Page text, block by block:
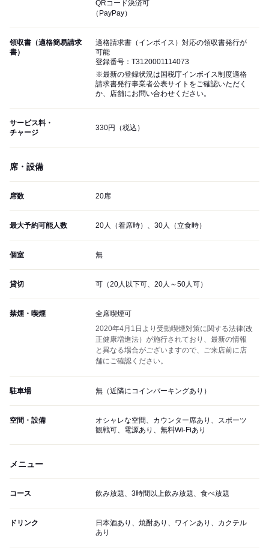
QRコード決済可
（PayPay）
領収書（適格簡易請求
書）
適格請求書（インボイス）対応の領収書発行が
可能
登録番号：T3120001114073
※最新の登録状況は国税庁インボイス制度適格
請求書発行事業者公表サイトをご確認いただく
か、店舗にお問い合わせください。
サービス料・
チャージ
330円（税込）
席・設備
席数 20席
最大予約可能人数 20人（着席時）、30人（立食時）
個室 無
貸切 可（20人以下可、20人～50人可）
禁煙・喫煙
全席喫煙可
2020年4月1日より受動喫煙対策に関する法律(改
正健康増進法）が施行されており、最新の情報
と異なる場合がございますので、ご来店前に店
舗にご確認ください。
駐車場 無（近隣にコインパーキングあり）
空間・設備
オシャレな空間、カウンター席あり、スポーツ
観戦可、電源あり、無料Wi-Fiあり
メニュー
コース 飲み放題、3時間以上飲み放題、食べ放題
ドリンク
日本酒あり、焼酎あり、ワインあり、カクテル
あり